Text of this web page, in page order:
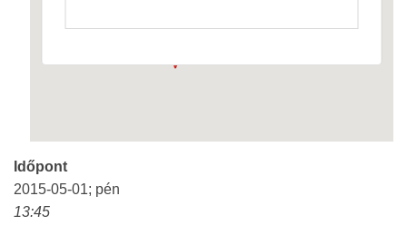
Időpont
2015-05-01; pén
13:45